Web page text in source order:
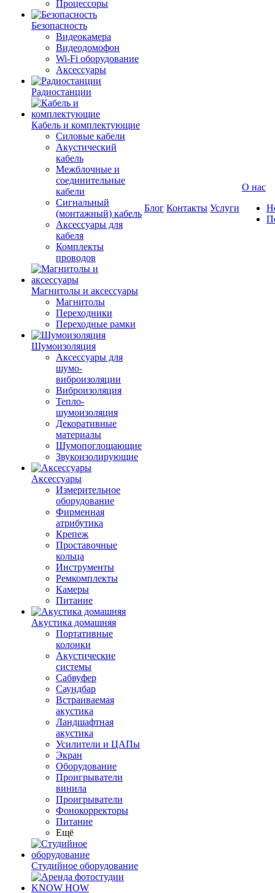
Процессоры
Безопасность
Видеокамера
Видеодомофон
Wi-Fi оборудование
Аксессуары
Радиостанции
Кабель и комплектующие
Силовые кабели
Акустический
кабель
Межблочные и
соединительные
кабели
Сигнальный
(монтажный) кабель
Аксессуары для
кабеля
Комплекты
проводов
Магнитолы и аксессуары
Магнитолы
Переходники
Переходные рамки
Шумоизоляция
Аксессуары для
шумо-
виброизоляции
Виброизоляция
Тепло-
шумоизоляция
Декоративные
материалы
Шумопоглощающие
Звукоизолирующие
Аксессуары
Измерительное
оборудование
Фирменная
атрибутика
Крепеж
Проставочные
кольца
Инструменты
Ремкомплекты
Камеры
Питание
Акустика домашняя
Портативные
колонки
Акустические
системы
Сабвуфер
Саундбар
Встраиваемая
акустика
Ландшафтная
акустика
Усилители и ЦАПы
Экран
Оборудование
Проигрыватели
винила
Проигрыватели
Фонокорректоры
Питание
Ещё
Студийное оборудование
Блог Контакты Услуги
О нас